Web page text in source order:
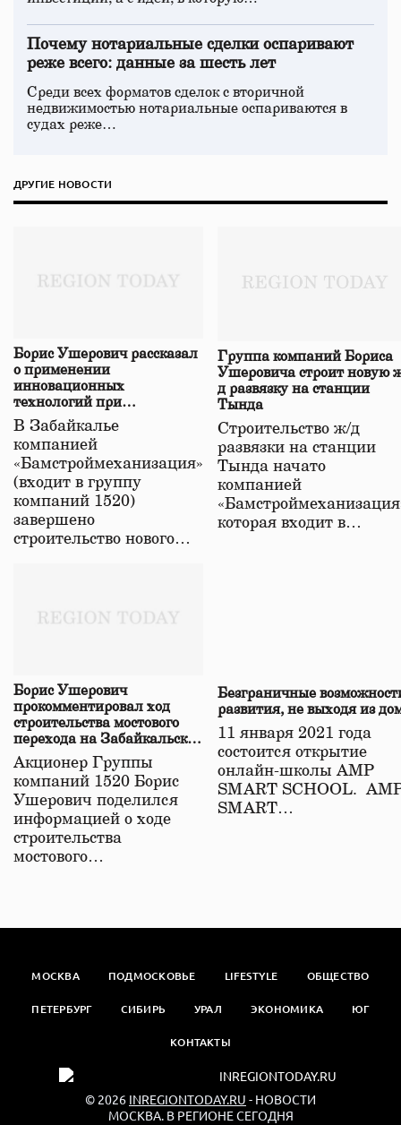
Почему нотариальные сделки оспаривают
реже всего: данные за шесть лет
Среди всех форматов сделок с вторичной
недвижимостью нотариальные оспариваются в
судах реже…
ДРУГИЕ НОВОСТИ
Борис Ушерович рассказал
о применении
инновационных
технологий при
строительстве нового моста
в Забайкалье
В Забайкалье
компанией
«Бамстроймеханизация»
(входит в группу
компаний 1520)
завершено
строительство нового…
Группа компаний Бориса
Ушеровича строит новую
д развязку на станции
Тында
Строительство ж/д
развязки на станции
Тында начато
компанией
которая входит в…
Борис Ушерович
прокомментировал ход
строительства мостового
перехода на Забайкальской
железной дороге
Акционер Группы
компаний 1520 Борис
Ушерович поделился
информацией о ходе
строительства
мостового…
Безграничные
развития, не выходя из
11 января 2021 года
состоится открытие
онлайн-школы АМР
SMART SCHOOL.
SMART…
МОСКВА ПОДМОСКОВЬЕ LIFESTYLE ОБЩЕСТВО
ПЕТЕРБУРГ СИБИРЬ УРАЛ ЭКОНОМИКА ЮГ
КОНТАКТЫ
© 2026 INREGIONTODAY.RU - НОВОСТИ
МОСКВА. В РЕГИОНЕ СЕГОДНЯ